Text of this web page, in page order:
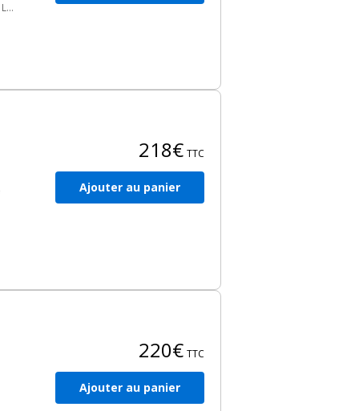
218€ TTC
Ajouter au panier
220€ TTC
Ajouter au panier